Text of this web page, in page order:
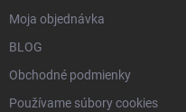
Moja objednávka
BLOG
Obchodné podmienky
Používame súbory cookies